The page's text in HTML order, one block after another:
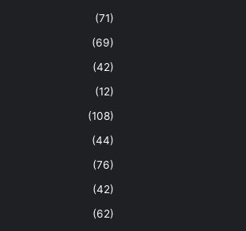
(71)
(69)
(42)
(12)
(108)
(44)
(76)
(42)
(62)